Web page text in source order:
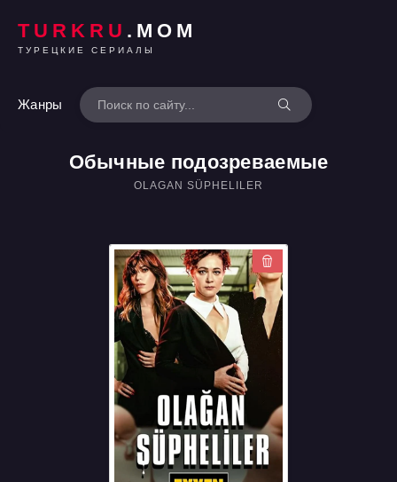
TURKRU .MOM
ТУРЕЦКИЕ СЕРИАЛЫ
Жанры
Обычные подозреваемые
OLAGAN SÜPHELILER